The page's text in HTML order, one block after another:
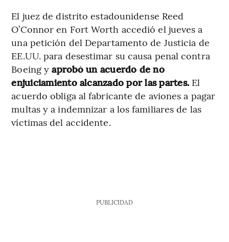
El juez de distrito estadounidense Reed
O’Connor en Fort Worth accedió el jueves a
una petición del Departamento de Justicia de
EE.UU. para desestimar su causa penal contra
Boeing y aprobó un acuerdo de no
enjuiciamiento alcanzado por las partes. El
acuerdo obliga al fabricante de aviones a pagar
multas y a indemnizar a los familiares de las
víctimas del accidente.
PUBLICIDAD